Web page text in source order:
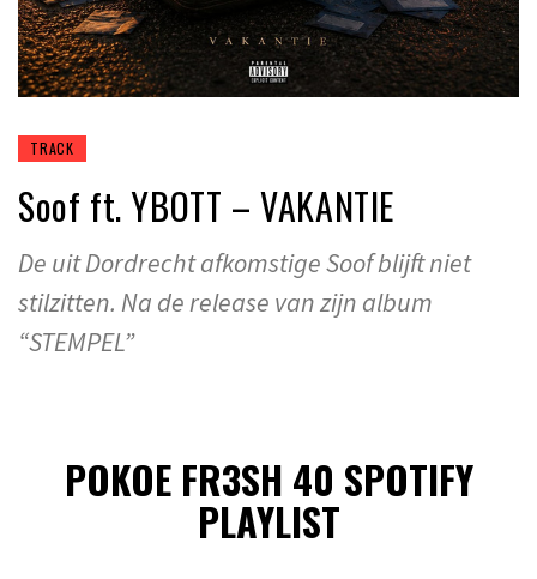
TRACK
Soof ft. YBOTT – VAKANTIE
De uit Dordrecht afkomstige Soof blijft niet
stilzitten. Na de release van zijn album
“STEMPEL”
POKOE FR3SH 40 SPOTIFY
PLAYLIST